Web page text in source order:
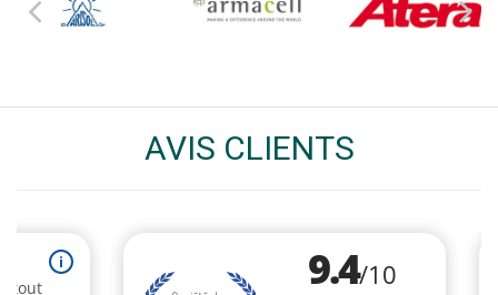
AVIS CLIENTS